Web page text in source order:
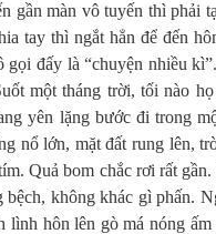
gần màn vô tuyến thì phải
tay thì ngắt hẳn để đến
đấy là “chuyện nhiều
một tháng trời, tối nào
yên lặng bước đi trong
nổ lớn, mặt đất rung lên,
Quả bom chắc rơi rất
bệch, không khác gì phấn.
hôn lên gò má nóng